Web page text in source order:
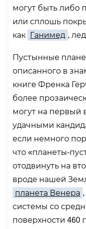
могут быть либо
или сплошь
как
Ганимед ,
Пустынные
описанного в
книге Френка
более
могут на первый
удачными
если немного
что «планеты-
отодвинуть на
вроде нашей
планета Венера
системы со
поверхности 460